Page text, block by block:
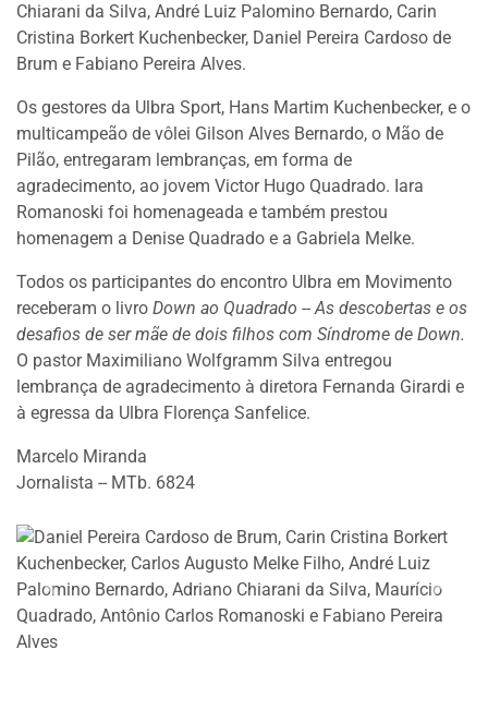
Chiarani da Silva, André Luiz Palomino Bernardo, Carin
Cristina Borkert Kuchenbecker, Daniel Pereira Cardoso de
Brum e Fabiano Pereira Alves.
Os gestores da Ulbra Sport, Hans Martim Kuchenbecker, e o
multicampeão de vôlei Gilson Alves Bernardo, o Mão de
Pilão, entregaram lembranças, em forma de
agradecimento, ao jovem Victor Hugo Quadrado. Iara
Romanoski foi homenageada e também prestou
homenagem a Denise Quadrado e a Gabriela Melke.
Todos os participantes do encontro Ulbra em Movimento
receberam o livro Down ao Quadrado --As descobertas e os
desafios de ser mãe de dois filhos com Síndrome de Down.
O pastor Maximiliano Wolfgramm Silva entregou
lembrança de agradecimento à diretora Fernanda Girardi e
à egressa da Ulbra Florença Sanfelice.
Marcelo Miranda
Jornalista -- MTb. 6824
Anterior